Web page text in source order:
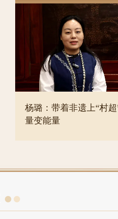
杨璐：带着非遗上“村
量变能量